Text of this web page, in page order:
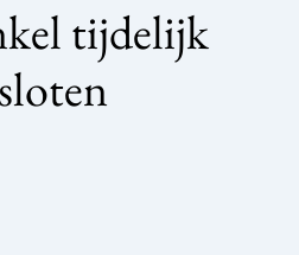
tijdelijk